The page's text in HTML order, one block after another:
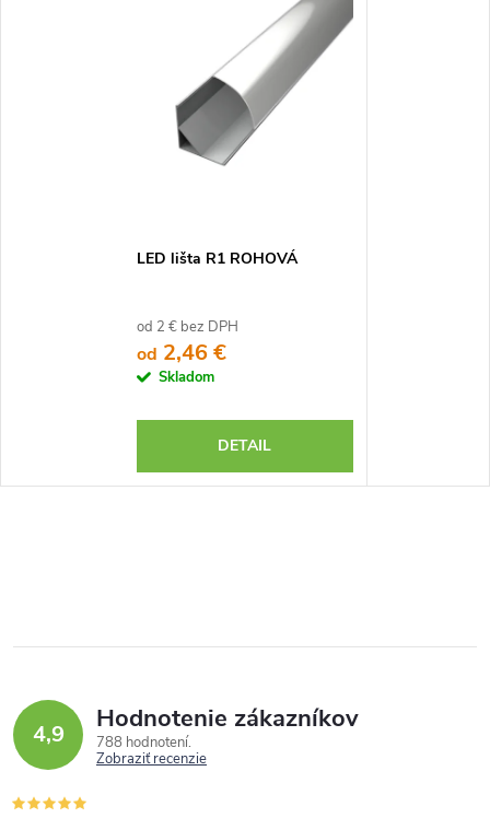
LED lišta R1 ROHOVÁ
od 2 € bez DPH
od 2,46 €
Skladom
DETAIL
4,9 Hodnotenie zákazníkov
788 hodnotení
Zobraziť recenzie